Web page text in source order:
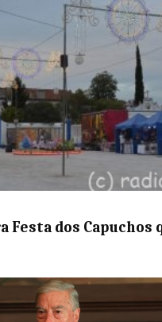
Festa dos Capuchos